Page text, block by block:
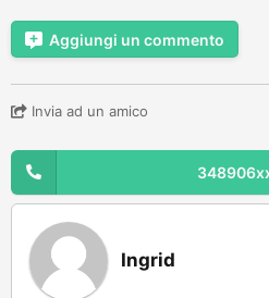
Aggiungi un commento
Invia ad un amico
Ingrid